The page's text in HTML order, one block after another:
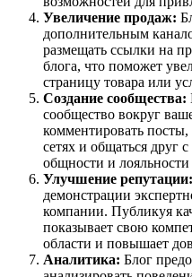
Увеличение продаж:
дополнительным
размещать ссылки на
блога, что поможет
страницу товара или
Создание сообщества:
сообщество вокруг
комментировать
сетях и общаться друг
общности и лояльности
Улучшение репутации:
демонстрации
компании. Публикуя
показывает свою
области и повышает
Аналитика: Блог